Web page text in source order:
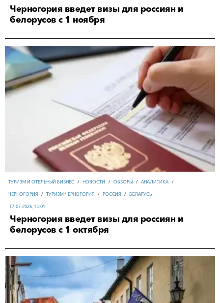
Черногория введет визы для россиян и
белорусов с 1 ноября
ТУРИЗМ И ОТЕЛЬНЫЙ БИЗНЕС / НОВОСТИ / ОБЗОРЫ / АНАЛИТИКА /
ЧЕРНОГОРИЯ / ТУРИЗМ ЧЕРНОГОРИЯ / РОССИЯ / БЕЛАРУСЬ
17-07-2026, 15:01
Черногория введет визы для россиян и
белорусов с 1 октября